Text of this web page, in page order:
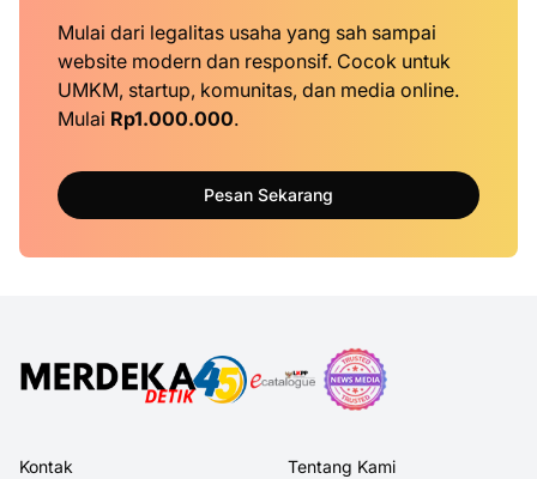
Mulai dari legalitas usaha yang sah sampai
website modern dan responsif. Cocok untuk
UMKM, startup, komunitas, dan media online.
Mulai Rp1.000.000.
Pesan Sekarang
Kontak Tentang Kami